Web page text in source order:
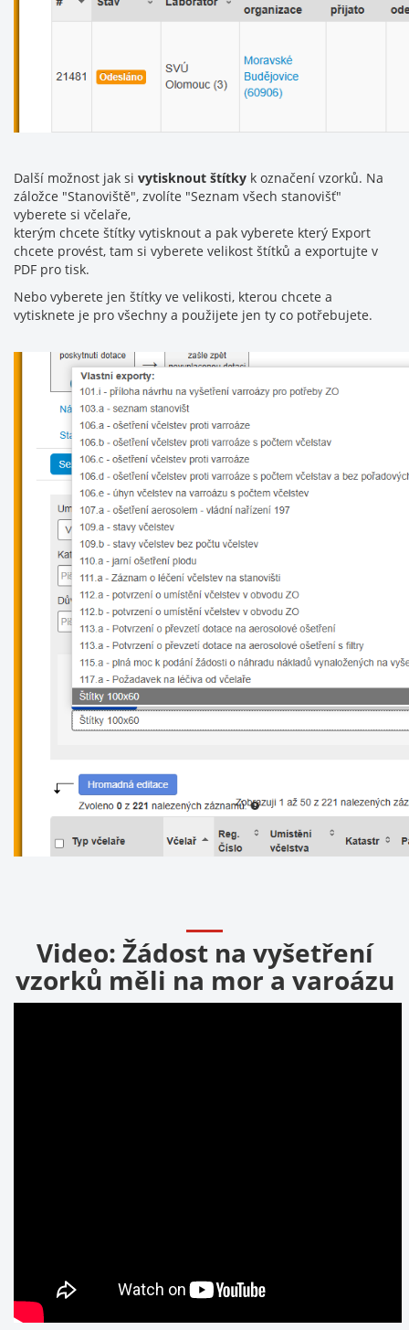
Další možnost jak si vytisknout štítky k označení vzorků. Na
záložce "Stanoviště", zvolíte "Seznam všech stanovišť"
vyberete si včelaře,
kterým chcete štítky vytisknout a pak vyberete který Export
chcete provést, tam si vyberete velikost štítků a exportujte v
PDF pro tisk.
Nebo vyberete jen štítky ve velikosti, kterou chcete a
vytisknete je pro všechny a použijete jen ty co potřebujete.
Video: Žádost na vyšetření
vzorků měli na mor a varoázu